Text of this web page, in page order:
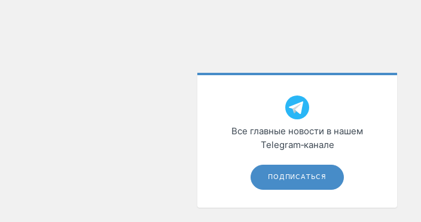
Все главные новости в нашем
Telegram‑канале
ПОДПИСАТЬСЯ